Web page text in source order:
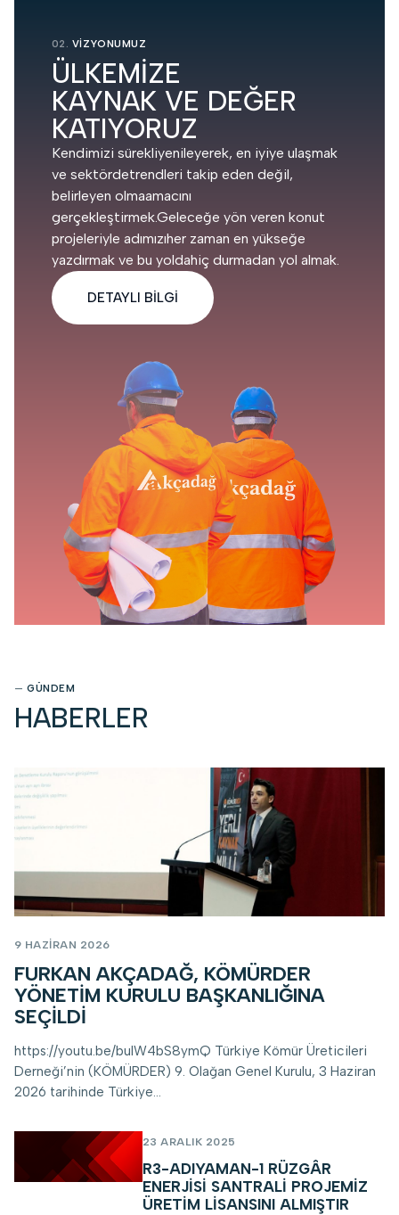
02. VİZYONUMUZ
ÜLKEMİZE
KAYNAK VE DEĞER
KATIYORUZ
Kendimizi sürekliyenileyerek, en iyiye ulaşmak
ve sektördetrendleri takip eden değil,
belirleyen olmaamacını
gerçekleştirmek.Geleceğe yön veren konut
projeleriyle adımızıher zaman en yükseğe
yazdırmak ve bu yoldahiç durmadan yol almak.
DETAYLI BİLGİ
— GÜNDEM
HABERLER
9 HAZIRAN 2026
FURKAN AKÇADAĞ, KÖMÜRDER
YÖNETIM KURULU BAŞKANLIĞINA
SEÇILDI
https://youtu.be/buIW4bS8ymQ Türkiye Kömür Üreticileri
Derneği’nin (KÖMÜRDER) 9. Olağan Genel Kurulu, 3 Haziran
2026 tarihinde Türkiye...
23 ARALIK 2025
R3-ADIYAMAN-1 RÜZGÂR
ENERJISI SANTRALI PROJEMIZ
ÜRETIM LISANSINI ALMIŞTIR